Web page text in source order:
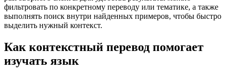
фильтровать по конкретному переводу или тематике, а также
выполнять поиск внутри найденных примеров, чтобы быстро
выделить нужный контекст.
Как контекстный перевод помогает
изучать язык